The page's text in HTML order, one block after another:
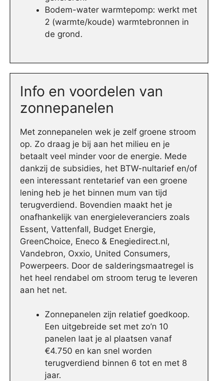
Bodem-water warmtepomp: werkt met
2 (warmte/koude) warmtebronnen in
de grond.
Info en voordelen van
zonnepanelen
Met zonnepanelen wek je zelf groene stroom
op. Zo draag je bij aan het milieu en je
betaalt veel minder voor de energie. Mede
dankzij de subsidies, het BTW-nultarief en/of
een interessant rentetarief van een groene
lening heb je het binnen mum van tijd
terugverdiend. Bovendien maakt het je
onafhankelijk van energieleveranciers zoals
Essent, Vattenfall, Budget Energie,
GreenChoice, Eneco & Enegiedirect.nl,
Vandebron, Oxxio, United Consumers,
Powerpeers. Door de salderingsmaatregel is
het heel rendabel om stroom terug te leveren
aan het net.
Zonnepanelen zijn relatief goedkoop.
Een uitgebreide set met zo’n 10
panelen laat je al plaatsen vanaf
€4.750 en kan snel worden
terugverdiend binnen 6 tot en met 8
jaar.